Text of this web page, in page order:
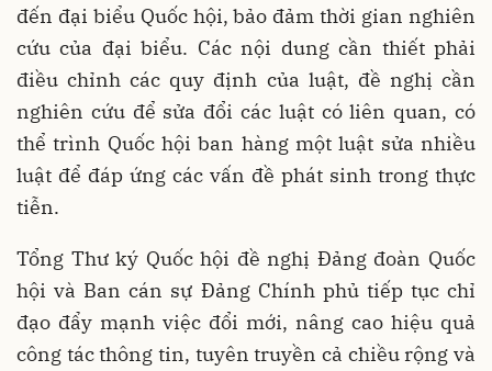
đến đại biểu Quốc hội, bảo đảm thời gian nghiên
cứu của đại biểu. Các nội dung cần thiết phải
điều chỉnh các quy định của luật, đề nghị cần
nghiên cứu để sửa đổi các luật có liên quan, có
thể trình Quốc hội ban hàng một luật sửa nhiều
luật để đáp ứng các vấn đề phát sinh trong thực
tiễn.
Tổng Thư ký Quốc hội đề nghị Đảng đoàn Quốc
hội và Ban cán sự Đảng Chính phủ tiếp tục chỉ
đạo đẩy mạnh việc đổi mới, nâng cao hiệu quả
công tác thông tin, tuyên truyền cả chiều rộng và